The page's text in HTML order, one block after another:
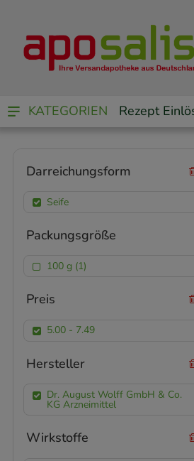
KATEGORIEN Rezept
Darreichungsform
Seife
Packungsgröße
100 g (1)
Preis
5.00 - 7.49
Hersteller
Dr. August Wolff GmbH & Co.
KG Arzneimittel
Wirkstoffe